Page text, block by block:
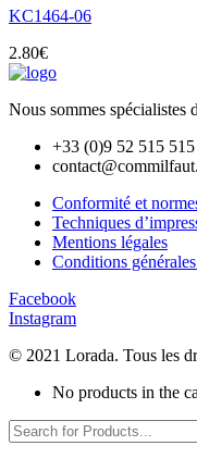
KC1464-06
2.80€
Nous sommes spécialistes
+33 (0)9 52 515 515
Conformité et
Techniques
Mentions légales
Conditions
Facebook
Instagram
© 2021 Lorada. Tous les
No products in the